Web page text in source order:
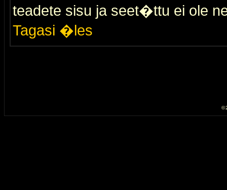
teadete sisu ja seet�ttu ei ole
Tagasi �les
©